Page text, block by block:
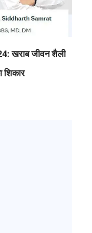
खराब जीवन शैली
शिकार